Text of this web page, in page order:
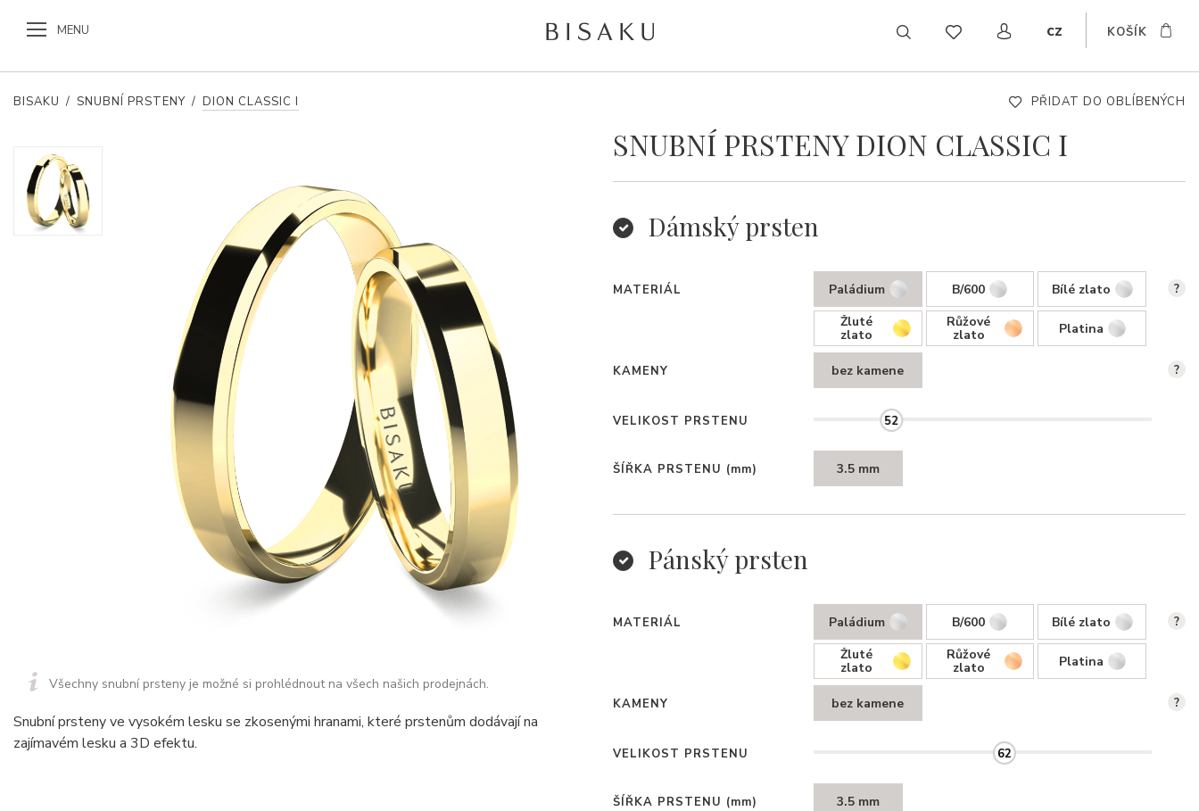
MENU cz
EN DE SK
KOŠÍK
BISAKU / SNUBNÍ PRSTENY / DION CLASSIC I PŘIDAT DO OBLÍBENÝCH
Všechny snubní prsteny je možné si prohlédnout na všech našich prodejnách.
Snubní prsteny ve vysokém lesku se zkosenými hranami, které prstenům dodávají na
zajímavém lesku a 3D efektu.
SNUBNÍ PRSTENY DION CLASSIC I
Dámský prsten
MATERIÁL Paládium B/600
Bílé zlato
Žluté
zlato
Růžové
zlato Platina
?
KAMENY bez kamene ?
VELIKOST PRSTENU 52
ŠÍŘKA PRSTENU (mm) 3.5 mm
Pánský prsten
MATERIÁL Paládium B/600
Bílé zlato
Žluté
zlato
Růžové
zlato Platina
?
KAMENY bez kamene ?
VELIKOST PRSTENU 62
ŠÍŘKA PRSTENU (mm) 3.5 mm